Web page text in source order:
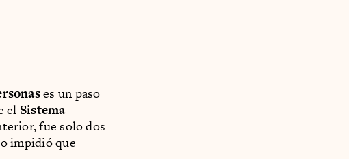
es un paso
el Sistema
fue solo dos
impidió que